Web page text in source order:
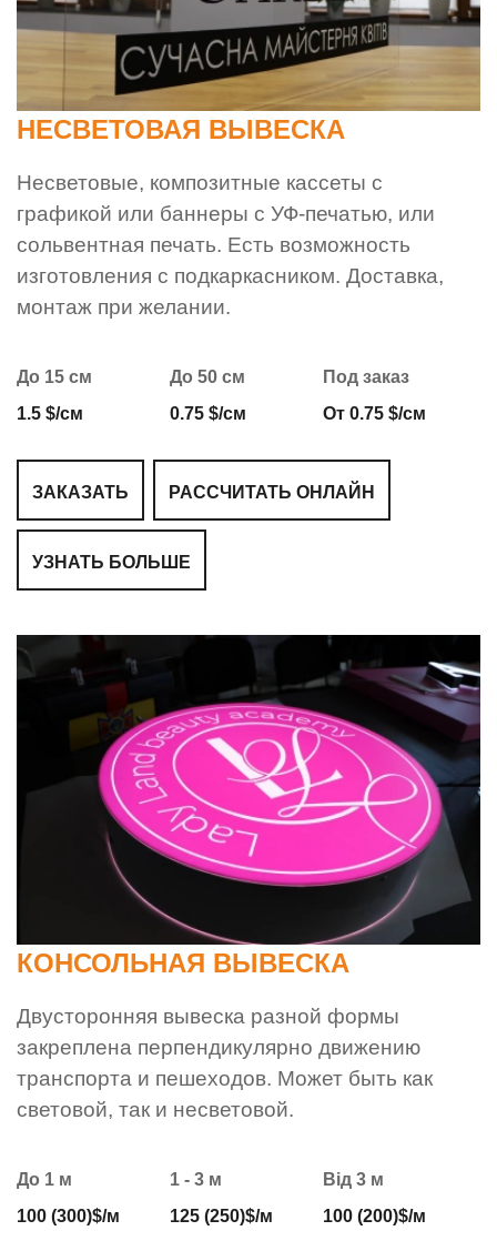
НЕСВЕТОВАЯ ВЫВЕСКА
Несветовые, композитные кассеты с
графикой или баннеры с УФ-печатью, или
сольвентная печать. Есть возможность
изготовления с подкаркасником. Доставка,
монтаж при желании.
До 15 см
1.5 $/см
До 50 см
0.75 $/см
Под заказ
От 0.75 $/см
ЗАКАЗАТЬ РАССЧИТАТЬ ОНЛАЙН
УЗНАТЬ БОЛЬШЕ
КОНСОЛЬНАЯ ВЫВЕСКА
Двусторонняя вывеска разной формы
закреплена перпендикулярно движению
транспорта и пешеходов. Может быть как
световой, так и несветовой.
До 1 м
100 (300)$/м
1 - 3 м
125 (250)$/м
Від 3 м
100 (200)$/м